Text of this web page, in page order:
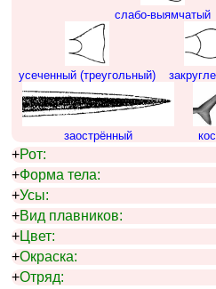
слабо-выямчатый
усеченный (треугольный)
заострённый
+Рот:
+Форма тела:
+Усы:
+Вид плавников:
+Цвет:
+Окраска:
+Отряд: